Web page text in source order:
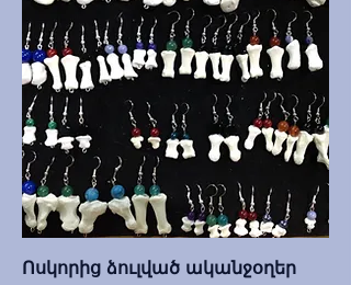
Ոսկորից ձուլված ականջօղեր